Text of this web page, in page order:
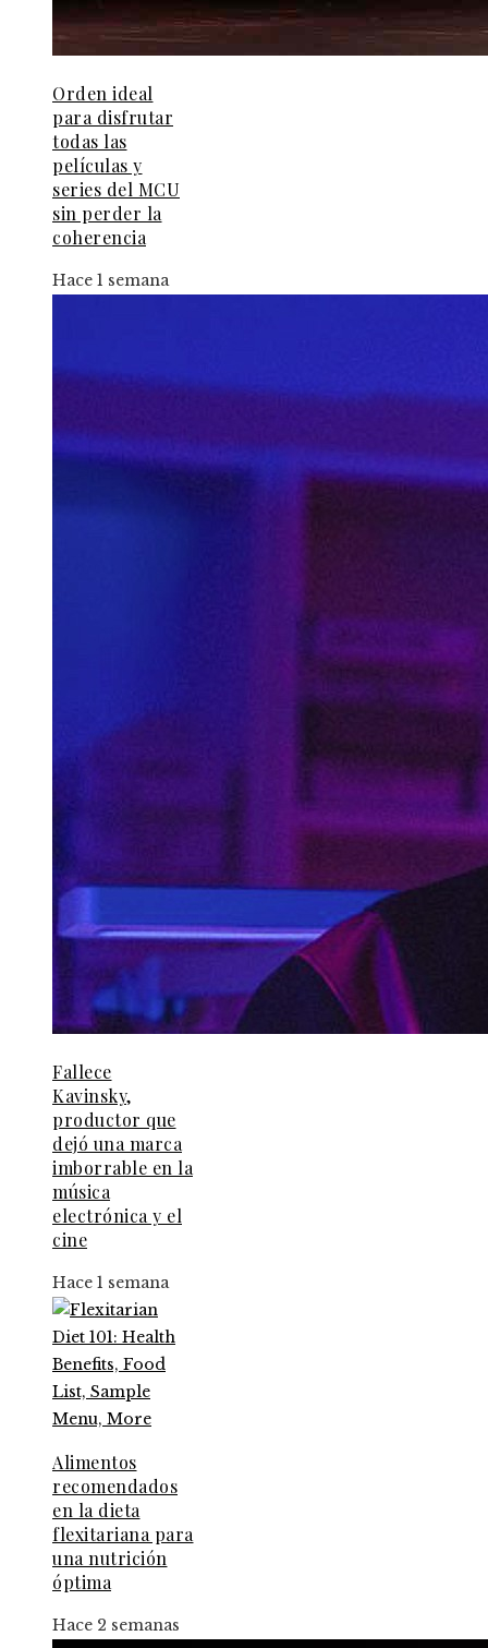
Orden ideal
para disfrutar
todas las
películas y
series del MCU
sin perder la
coherencia
Hace 1 semana
Fallece
Kavinsky,
productor que
dejó una marca
imborrable en la
música
electrónica y el
cine
Hace 1 semana
Alimentos
recomendados
en la dieta
flexitariana para
una nutrición
óptima
Hace 2 semanas